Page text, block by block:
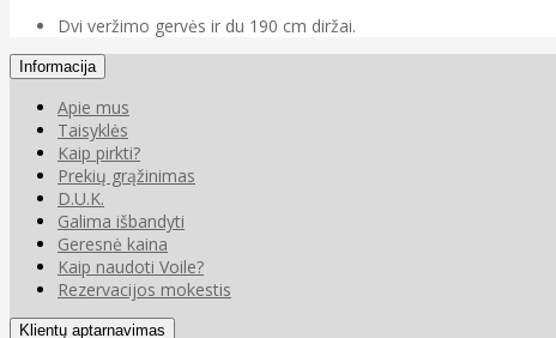
Dvi veržimo gervės ir du 190 cm diržai.
Informacija
Apie mus
Taisyklės
Kaip pirkti?
Prekių grąžinimas
D.U.K.
Galima išbandyti
Geresnė kaina
Kaip naudoti Voile?
Rezervacijos mokestis
Klientų aptarnavimas